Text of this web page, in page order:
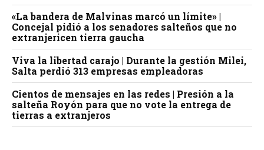
«La bandera de Malvinas marcó un límite» |
Concejal pidió a los senadores salteños que no
extranjericen tierra gaucha
Viva la libertad carajo | Durante la gestión Milei,
Salta perdió 313 empresas empleadoras
Cientos de mensajes en las redes | Presión a la
salteña Royón para que no vote la entrega de
tierras a extranjeros